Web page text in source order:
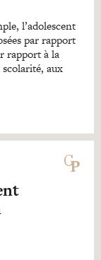
l’adolescent
par rapport
rapport à la
aux